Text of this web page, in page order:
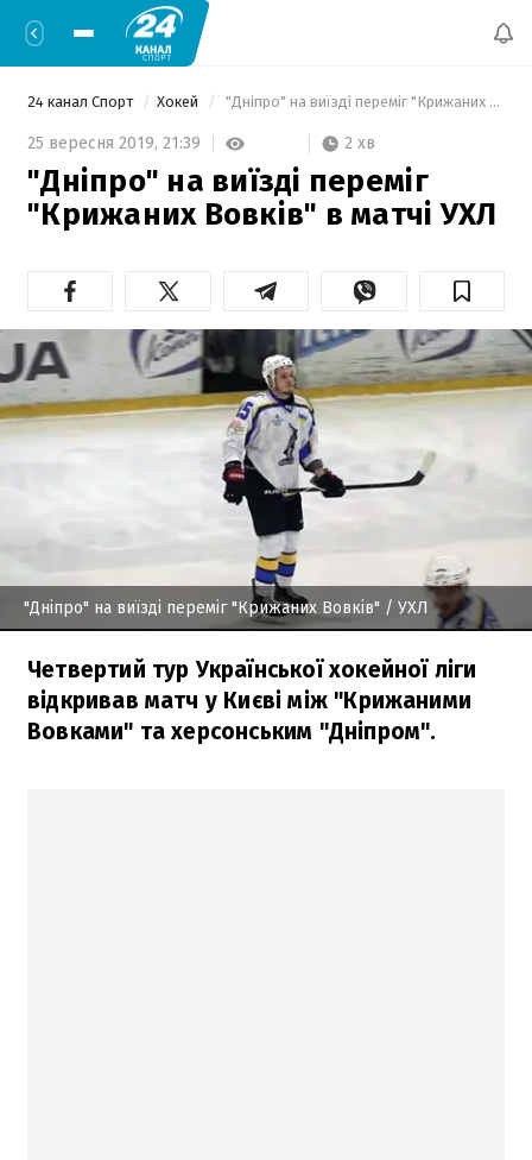
24 канал Спорт Хокей "Дніпро" на виїзді переміг "Крижаних Вовків" в матчі УХЛ
25 вересня 2019, 21:39 2 хв
"Дніпро" на виїзді переміг
"Крижаних Вовків" в матчі УХЛ
"Дніпро" на виїзді переміг "Крижаних Вовків" / УХЛ
Четвертий тур Української хокейної ліги
відкривав матч у Києві між "Крижаними
Вовками" та херсонським "Дніпром".